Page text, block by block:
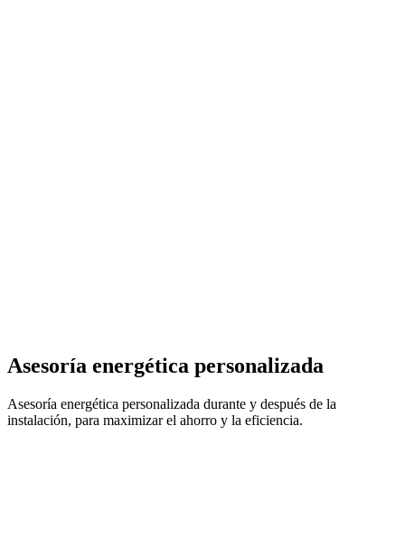
Asesoría energética personalizada
Asesoría energética personalizada durante y después de la
instalación, para maximizar el ahorro y la eficiencia.